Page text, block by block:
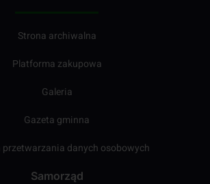
Strona archiwalna
Platforma zakupowa
Galeria
Gazeta gminna
przetwarzania danych osobowych
Samorząd